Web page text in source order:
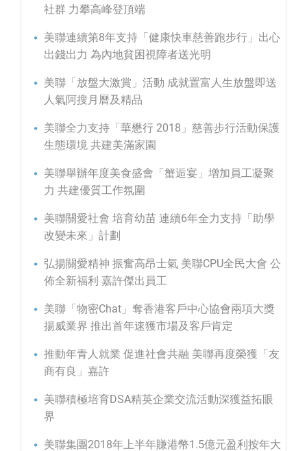
社群 力攀高峰登頂端
美聯連續第8年支持「健康快車慈善跑步行」出心
出錢出力 為內地貧困視障者送光明
美聯「放盤大激賞」活動 成就置富人生放盤即送
人氣阿搜月曆及精品
美聯全力支持「華懋行 2018」慈善步行活動保護
生態環境 共建美滿家園
美聯舉辦年度美食盛會「蟹逅宴」增加員工凝聚
力 共建優質工作氛圍
美聯關愛社會 培育幼苗 連續6年全力支持「助學
改變未來」計劃
弘揚關愛精神 振奮高昂士氣 美聯CPU全民大會 公
佈全新福利 嘉許傑出員工
美聯「物密Chat」奪香港客戶中心協會兩項大獎
揚威業界 推出首年速獲市場及客戶肯定
推動年青人就業 促進社會共融 美聯再度榮獲「友
商有良」嘉許
美聯積極培育DSA精英企業交流活動深獲益拓眼
界
美聯集團2018年上半年賺港幣1.5億元盈利按年大